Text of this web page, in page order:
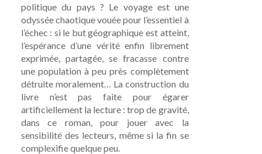
politique du pays ? Le voyage est une
odyssée chaotique vouée pour l’essentiel à
l’échec : si le but géographique est atteint,
l’espérance d’une vérité enfin librement
exprimée, partagée, se fracasse contre
une population à peu près complètement
détruite moralement… La construction du
livre n’est pas faite pour égarer
artificiellement la lecture : trop de gravité,
dans ce roman, pour jouer avec la
sensibilité des lecteurs, même si la fin se
complexifie quelque peu.